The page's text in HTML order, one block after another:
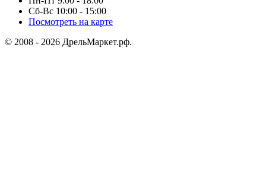
Сб-Вс 10:00 - 15:00
Посмотреть на карте
© 2008 - 2026 ДрельМаркет.рф.